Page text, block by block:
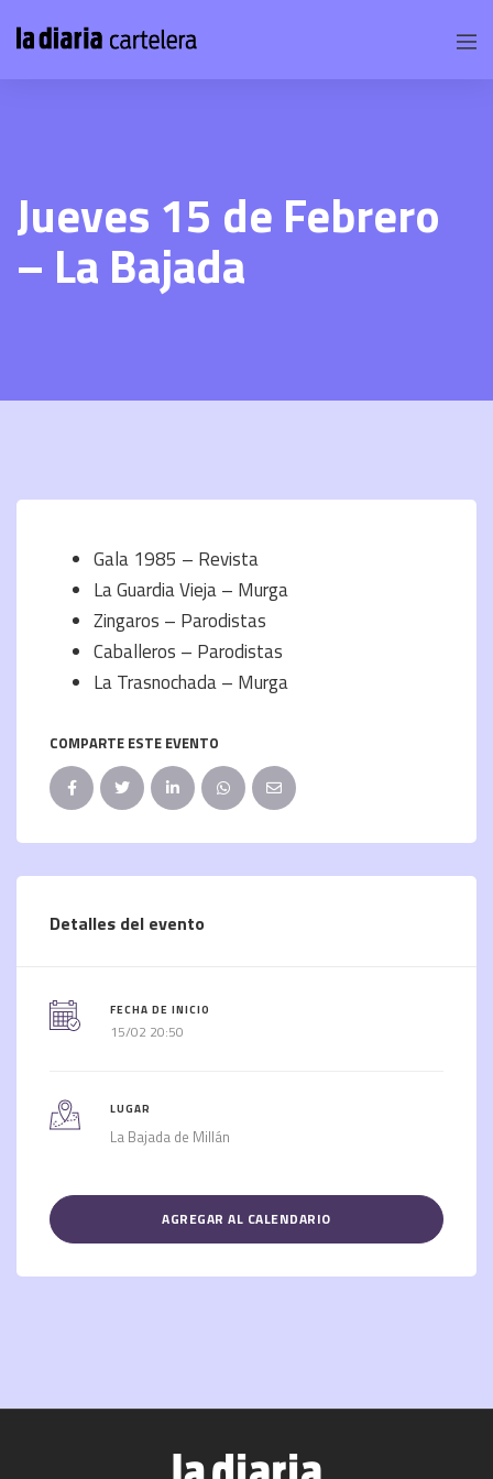
Jueves 15 de Febrero
– La Bajada
Gala 1985 – Revista
La Guardia Vieja – Murga
Zingaros – Parodistas
Caballeros – Parodistas
La Trasnochada – Murga
COMPARTE ESTE EVENTO
Detalles del evento
FECHA DE INICIO
15/02 20:50
LUGAR
La Bajada de Millán
AGREGAR AL CALENDARIO